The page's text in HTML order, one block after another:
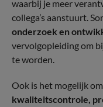
waarbij je meer
collega’s aanstuurt.
onderzoek en
vervolgopleiding om
te worden.
Ook is het mogelijk
kwaliteitscontrole,